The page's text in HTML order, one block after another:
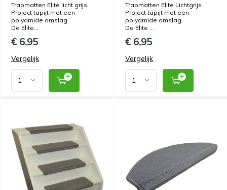
Trapmatten Elite licht grijs.
Project tapijt met een
polyamide omslag.
De Elite...
€ 6,95
Vergelijk
Trapmatten Elite Lichtgrijs.
Project tapijt met een
polyamide omslag.
De Elite ...
€ 6,95
Vergelijk